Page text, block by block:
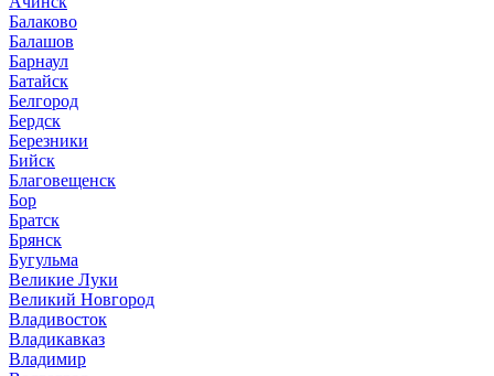
Балаково
Балашов
Барнаул
Батайск
Белгород
Бердск
Березники
Бийск
Благовещенск
Бор
Братск
Брянск
Бугульма
Великие Луки
Великий Новгород
Владивосток
Владикавказ
Владимир